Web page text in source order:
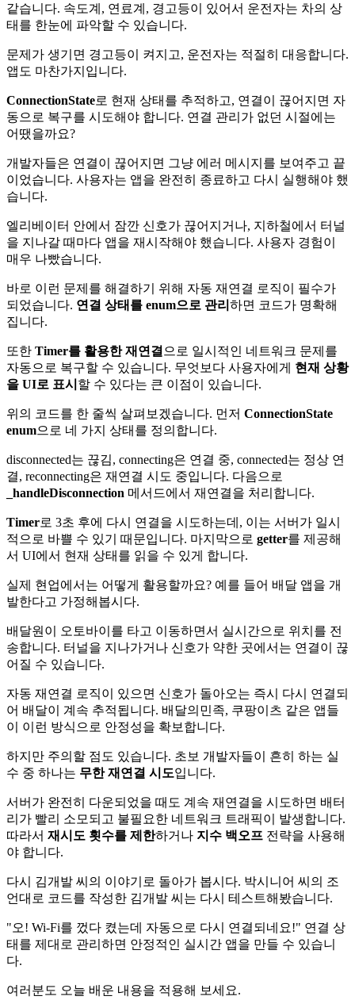
같습니다. 속도계, 연료계, 경고등이 있어서 운전자는 차의 상
태를 한눈에 파악할 수 있습니다.
문제가 생기면 경고등이 켜지고, 운전자는 적절히 대응합니다.
앱도 마찬가지입니다.
ConnectionState로 현재 상태를 추적하고, 연결이 끊어지면 자
동으로 복구를 시도해야 합니다. 연결 관리가 없던 시절에는
어땠을까요?
개발자들은 연결이 끊어지면 그냥 에러 메시지를 보여주고 끝
이었습니다. 사용자는 앱을 완전히 종료하고 다시 실행해야 했
습니다.
엘리베이터 안에서 잠깐 신호가 끊어지거나, 지하철에서 터널
을 지나갈 때마다 앱을 재시작해야 했습니다. 사용자 경험이
매우 나빴습니다.
바로 이런 문제를 해결하기 위해 자동 재연결 로직이 필수가
되었습니다. 연결 상태를 enum으로 관리 하면 코드가 명확해
집니다.
또한 Timer를 활용한 재연결 으로 일시적인 네트워크 문제를
자동으로 복구할 수 있습니다. 무엇보다 사용자에게 현재 상황
을 UI로 표시 할 수 있다는 큰 이점이 있습니다.
위의 코드를 한 줄씩 살펴보겠습니다. 먼저 ConnectionState
enum으로 네 가지 상태를 정의합니다.
disconnected는 끊김, connecting은 연결 중, connected는 정상 연
결, reconnecting은 재연결 시도 중입니다. 다음으로
_handleDisconnection 메서드에서 재연결을 처리합니다.
Timer로 3초 후에 다시 연결을 시도하는데, 이는 서버가 일시
적으로 바쁠 수 있기 때문입니다. 마지막으로 getter를 제공해
서 UI에서 현재 상태를 읽을 수 있게 합니다.
실제 현업에서는 어떻게 활용할까요? 예를 들어 배달 앱을 개
발한다고 가정해봅시다.
배달원이 오토바이를 타고 이동하면서 실시간으로 위치를 전
송합니다. 터널을 지나가거나 신호가 약한 곳에서는 연결이 끊
어질 수 있습니다.
자동 재연결 로직이 있으면 신호가 돌아오는 즉시 다시 연결되
어 배달이 계속 추적됩니다. 배달의민족, 쿠팡이츠 같은 앱들
이 이런 방식으로 안정성을 확보합니다.
하지만 주의할 점도 있습니다. 초보 개발자들이 흔히 하는 실
수 중 하나는 무한 재연결 시도입니다.
서버가 완전히 다운되었을 때도 계속 재연결을 시도하면 배터
리가 빨리 소모되고 불필요한 네트워크 트래픽이 발생합니다.
따라서 재시도 횟수를 제한하거나 지수 백오프 전략을 사용해
야 합니다.
다시 김개발 씨의 이야기로 돌아가 봅시다. 박시니어 씨의 조
언대로 코드를 작성한 김개발 씨는 다시 테스트해봤습니다.
"오! Wi-Fi를 껐다 켰는데 자동으로 다시 연결되네요!" 연결 상
태를 제대로 관리하면 안정적인 실시간 앱을 만들 수 있습니
다.
여러분도 오늘 배운 내용을 적용해 보세요.